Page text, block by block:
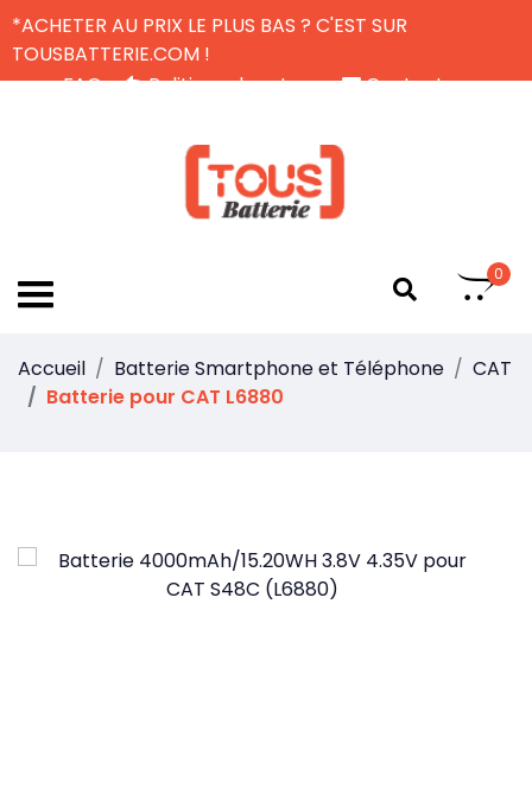
*ACHETER AU PRIX LE PLUS BAS ? C'EST SUR
TOUSBATTERIE.COM !
FAQ
Politique de retour
Contactez-nous
0
Accueil Batterie Smartphone et Téléphone
CAT
Batterie pour CAT L6880